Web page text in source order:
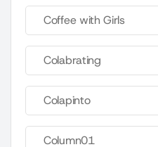
Coffee with Girls
Colabrating
Colapinto
Column01